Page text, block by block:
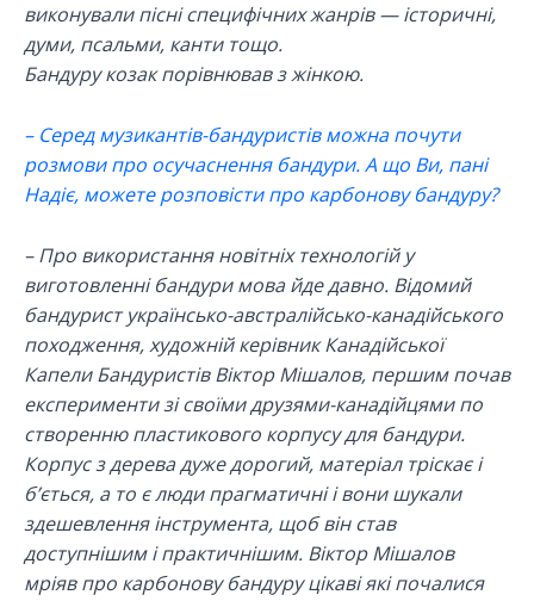
виконували пісні специфічних жанрів — історичні,
думи, псальми, канти тощо.
Бандуру козак порівнював з жінкою.
– Серед музикантів-бандуристів можна почути
розмови про осучаснення бандури. А що Ви, пані
Надіє, можете розповісти про карбонову бандуру?
– Про використання новітніх технологій у
виготовленні бандури мова йде давно. Відомий
бандурист українсько-австралійсько-канадійського
походження, художній керівник Канадійської
Капели Бандуристів Віктор Мішалов, першим почав
експерименти зі своїми друзями-канадійцями по
створенню пластикового корпусу для бандури.
Корпус з дерева дуже дорогий, матеріал тріскає і
б’ється, а то є люди прагматичні і вони шукали
здешевлення інструмента, щоб він став
доступнішим і практичнішим. Віктор Мішалов
мріяв про карбонову бандуру цікаві які почалися